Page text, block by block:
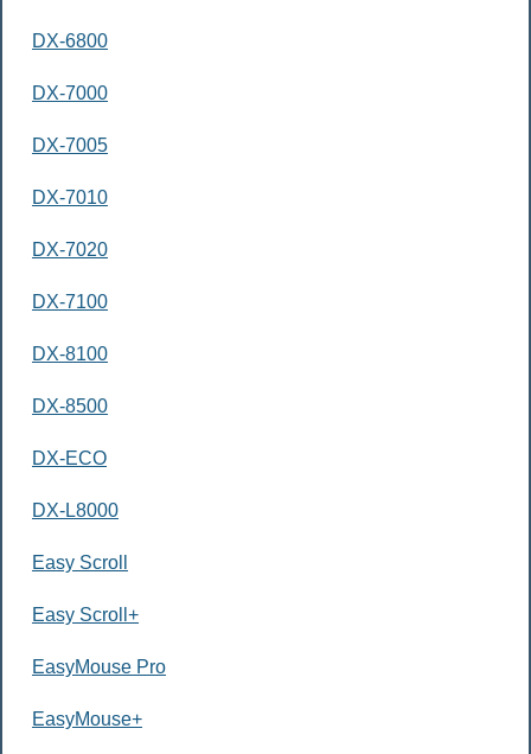
DX-6800
DX-7000
DX-7005
DX-7010
DX-7020
DX-7100
DX-8100
DX-8500
DX-ECO
DX-L8000
Easy Scroll
Easy Scroll+
EasyMouse Pro
EasyMouse+